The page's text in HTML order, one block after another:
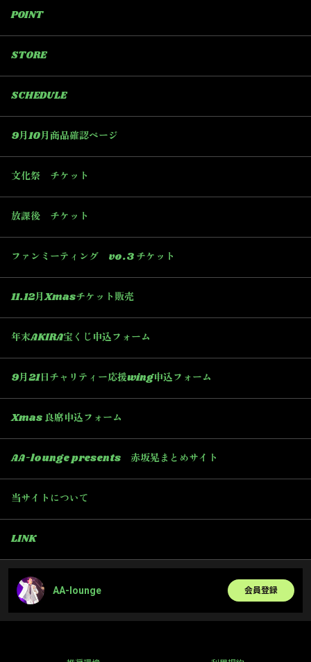
POINT
STORE
SCHEDULE
9月10月商品確認ページ
文化祭 チケット
放課後 チケット
ファンミーティング vo.3 チケット
11.12月Xmasチケット販売
年末AKIRA宝くじ申込フォーム
9月21日チャリティー応援wing申込フォーム
Xmas 良席申込フォーム
AA-lounge presents 赤坂晃まとめサイト
当サイトについて
LINK
AA-lounge 会員登録